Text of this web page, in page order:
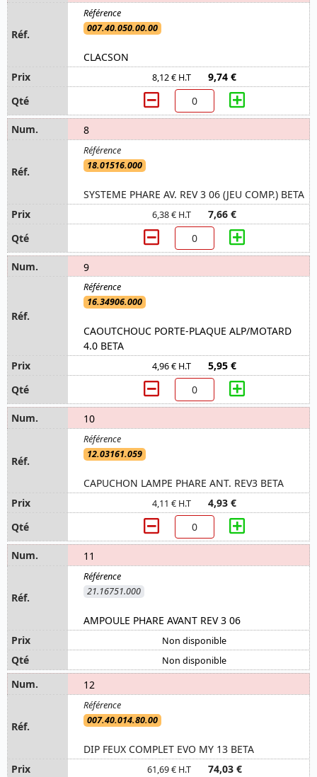
007.40.050.00.00
CLACSON
8,12 € H.T 9,74 €
8
18.01516.000
SYSTEME PHARE AV. REV 3 06 (JEU COMP.) BETA
6,38 € H.T 7,66 €
9
16.34906.000
CAOUTCHOUC PORTE-PLAQUE ALP/MOTARD
4.0 BETA
4,96 € H.T 5,95 €
10
12.03161.059
CAPUCHON LAMPE PHARE ANT. REV3 BETA
4,11 € H.T 4,93 €
11
21.16751.000
AMPOULE PHARE AVANT REV 3 06
Non disponible
Non disponible
12
007.40.014.80.00
DIP FEUX COMPLET EVO MY 13 BETA
61,69 € H.T 74,03 €